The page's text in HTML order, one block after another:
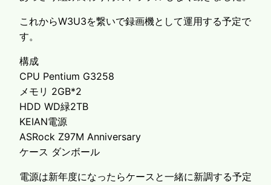
これからW3U3を繋いで録画機として運用する予定で
す。
構成
CPU Pentium G3258
メモリ 2GB*2
HDD WD緑2TB
KEIAN電源
ASRock Z97M Anniversary
ケース ダンボール
電源は新年度になったらケースと一緒に新調する予定